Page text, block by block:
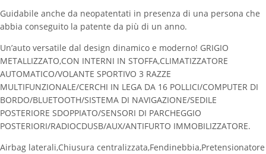
Guidabile anche da neopatentati in presenza di una persona che
abbia conseguito la patente da più di un anno.
Un’auto versatile dal design dinamico e moderno! GRIGIO
METALLIZZATO,CON INTERNI IN STOFFA,CLIMATIZZATORE
AUTOMATICO/VOLANTE SPORTIVO 3 RAZZE
MULTIFUNZIONALE/CERCHI IN LEGA DA 16 POLLICI/COMPUTER DI
BORDO/BLUETOOTH/SISTEMA DI NAVIGAZIONE/SEDILE
POSTERIORE SDOPPIATO/SENSORI DI PARCHEGGIO
POSTERIORI/RADIOCDUSB/AUX/ANTIFURTO IMMOBILIZZATORE.
Airbag laterali,Chiusura centralizzata,Fendinebbia,Pretensionatore